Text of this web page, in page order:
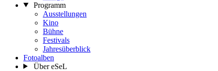
Programm
Ausstellungen
Kino
Bühne
Festivals
Jahresüberblick
Fotoalben
Über eSeL